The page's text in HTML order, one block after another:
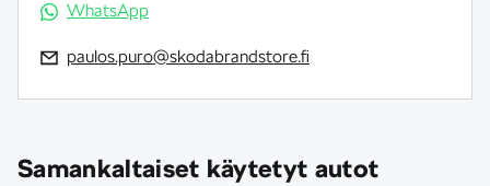
WhatsApp
paulos.puro@skodabrandstore.fi
Samankaltaiset käytetyt autot